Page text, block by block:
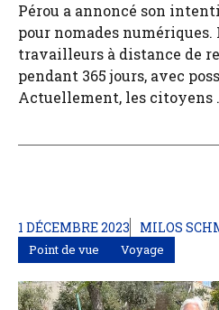
Pérou a annoncé son
pour nomades
travailleurs à distance de
pendant 365 jours, avec
Actuellement, les citoyens
1 DÉCEMBRE 2023 MILOS
Point de vue Voyage